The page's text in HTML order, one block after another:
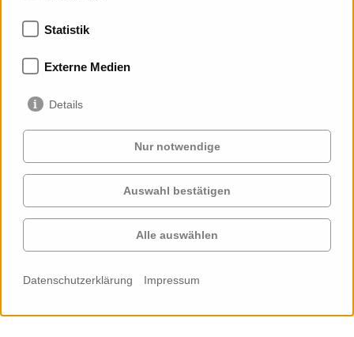
Mitgliedschaften
Services
Cases
Auftraggeber
Projekte
Profil
Kontakt
Statistik
Externe Medien
Details
Nur notwendige
Auswahl bestätigen
Alle auswählen
Datenschutzerklärung Impressum